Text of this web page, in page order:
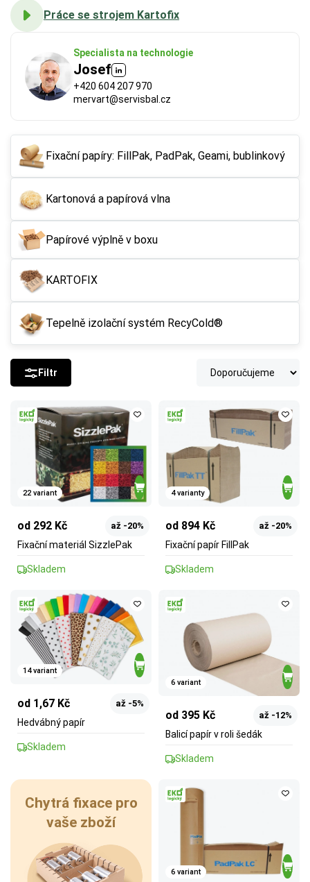
Specialista na technologie
Josef
+420 604 207 970
mervart@servisbal.cz
Práce se strojem Kartofix
Fixační papíry: FillPak, PadPak, Geami, bublinkový
Kartonová a papírová vlna
Papírové výplně v boxu
KARTOFIX
Tepelně izolační systém RecyCold®
Filtr
22 variant
od 292 Kč až -20%
Fixační materiál SizzlePak
Skladem
4 varianty
od 894 Kč až -20%
Fixační papír FillPak
Skladem
14 variant
od 1,67 Kč až -5%
Hedvábný papír
Skladem
6 variant
od 395 Kč až -12%
Balicí papír v roli šedák
Skladem
Chytrá fixace pro
vaše zboží
6 variant